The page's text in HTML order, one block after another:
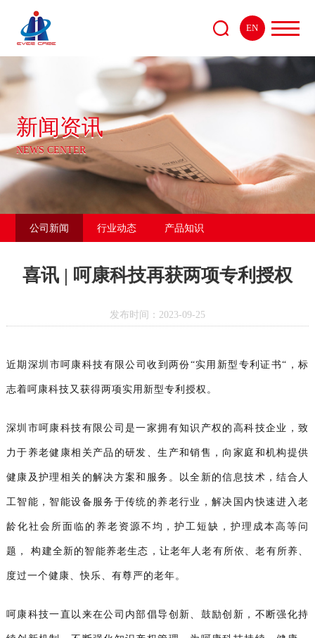
EN
新闻资讯
NEWS CENTER
公司新闻 行业动态 产品知识
喜讯 | 呵康科技再获两项专利授权
发布时间：2023-09-25
近期深圳市呵康科技有限公司收到两份“实用新型专利证书“，标
志着呵康科技又获得两项实用新型专利授权。
深圳市呵康科技有限公司是一家拥有知识产权的高科技企业，致
力于养老健康相关产品的研发、生产和销售，向家庭和机构提供
健康及护理相关的解决方案和服务。以全新的信息技术，结合人
工智能，智能设备服务于传统的养老行业，解决国内快速进入老
龄化社会所面临的养老资源不均，护工短缺，护理成本高等问
题， 构建全新的智能养老生态，让老年人老有所依、老有所养、
度过一个健康、快乐、有尊严的老年。
呵康科技一直以来在公司内部倡导创新、鼓励创新，不断强化持